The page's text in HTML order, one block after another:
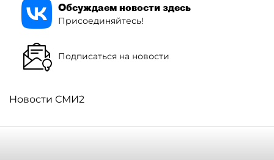
Обсуждаем новости здесь
Присоединяйтесь!
Подписаться на новости
Новости СМИ2